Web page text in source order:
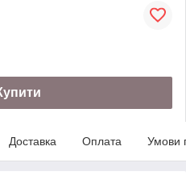
Доставка Оплата Умови